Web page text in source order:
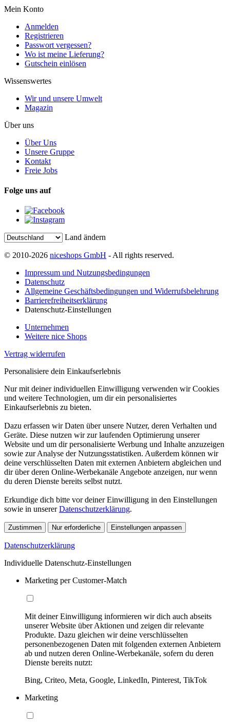
Mein Konto
Anmelden
Registrieren
Passwort vergessen?
Wo ist meine Lieferung?
Gutschein einlösen
Wissenswertes
Wir und unsere Umwelt
Magazin
Über uns
Über Uns
Unsere Gruppe
Kontakt
Freie Jobs
Folge uns auf
Land ändern
© 2010-2026 niceshops GmbH - All rights reserved.
Impressum und Nutzungsbedingungen
Datenschutz
Allgemeine Geschäftsbedingungen und Widerrufsbelehrung
Barrierefreiheitserklärung
Datenschutz-Einstellungen
Unternehmen
Weitere nice Shops
Vertrag widerrufen
Personalisiere dein Einkaufserlebnis
Nur mit deiner individuellen Einwilligung verwenden wir Cookies
und weitere Technologien, um dir ein personalisiertes
Einkaufserlebnis zu bieten.
Dazu erfassen wir Daten über unsere Nutzer, deren Verhalten und
Geräte. Diese nutzen wir zur laufenden Optimierung unserer
Website und um dir personalisierte Werbung und Inhalte anzuzeigen
sowie zur Analyse der Nutzungsstatistiken. Außerdem können wir
deine verschlüsselten Daten mit externen Anbietern abgleichen und
dir über deren Online-Werbekanäle Angebote anzeigen, nur wenn
du deren Dienste bereits selbst nutzt.
Erkundige dich bitte vor deiner Einwilligung in den Einstellungen
sowie in unsererDatenschutzerklärung.
Zustimmen Nur erforderliche Einstellungen anpassen
Datenschutzerklärung
Individuelle Datenschutz-Einstellungen
Marketing per Customer-Match
Mit deiner Einwilligung informieren wir dich auch abseits
unserer Website über Aktionen und zeigen dir relevante
Produkte. Dazu gleichen wir deine verschlüsselten
personenbezogenen Daten mit folgenden externen Anbietern
ab und nutzen deren Online-Werbekanäle, sofern du deren
Dienste bereits nutzt:
Bing, Criteo, Meta, Google, LinkedIn, Pinterest, TikTok
Marketing